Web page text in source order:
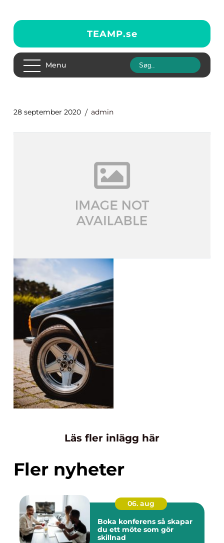
TEAMP.se
Menu
28 september 2020 admin
Läs fler inlägg här
Fler nyheter
06. aug
Boka konferens så skapar
du ett möte som gör
skillnad